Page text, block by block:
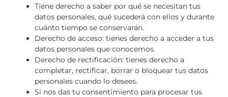
Tiene derecho a saber por qué se necesitan tus
datos personales, qué sucederá con ellos y durante
cuánto tiempo se conservarán.
Derecho de acceso: tienes derecho a acceder a tus
datos personales que conocemos.
Derecho de rectificación: tienes derecho a
completar, rectificar, borrar o bloquear tus datos
personales cuando lo desees.
Si nos das tu consentimiento para procesar tus